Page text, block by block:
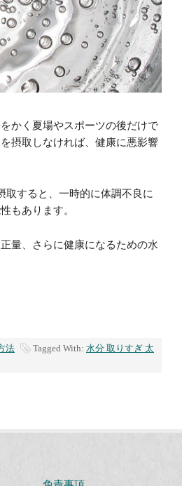
かく夏場やスポーツの後だけで
摂取しなければ、健康に悪影響
取すると、一時的に体調不良に
もあります。
量、さらに健康になるための水
法 Tagged With: 水分 取りすぎ 太